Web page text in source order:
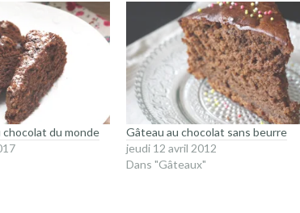
chocolat du monde
Gâteau au chocolat sans beurre
jeudi 12 avril 2012
Dans "Gâteaux"